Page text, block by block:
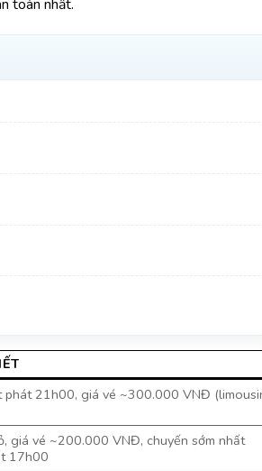
toàn nhất.
phát 21h00, giá vé ~300.000 VNĐ
giá vé ~200.000 VNĐ, chuyến sớm nhất
17h00